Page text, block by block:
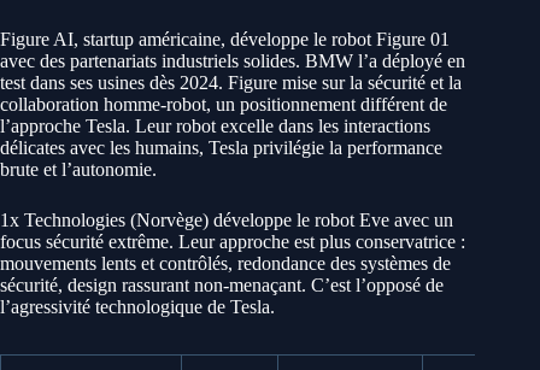
Figure AI, startup américaine, développe le robot Figure 01
avec des partenariats industriels solides. BMW l’a déployé en
test dans ses usines dès 2024. Figure mise sur la sécurité et la
collaboration homme-robot, un positionnement différent de
l’approche Tesla. Leur robot excelle dans les interactions
délicates avec les humains, Tesla privilégie la performance
brute et l’autonomie.
1x Technologies (Norvège) développe le robot Eve avec un
focus sécurité extrême. Leur approche est plus conservatrice :
mouvements lents et contrôlés, redondance des systèmes de
sécurité, design rassurant non-menaçant. C’est l’opposé de
l’agressivité technologique de Tesla.